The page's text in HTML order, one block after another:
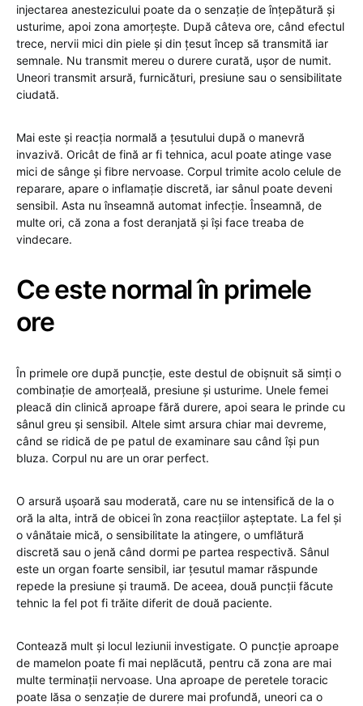
injectarea anestezicului poate da o senzație de înțepătură și
usturime, apoi zona amorțește. După câteva ore, când efectul
trece, nervii mici din piele și din țesut încep să transmită iar
semnale. Nu transmit mereu o durere curată, ușor de numit.
Uneori transmit arsură, furnicături, presiune sau o sensibilitate
ciudată.
Mai este și reacția normală a țesutului după o manevră
invazivă. Oricât de fină ar fi tehnica, acul poate atinge vase
mici de sânge și fibre nervoase. Corpul trimite acolo celule de
reparare, apare o inflamație discretă, iar sânul poate deveni
sensibil. Asta nu înseamnă automat infecție. Înseamnă, de
multe ori, că zona a fost deranjată și își face treaba de
vindecare.
Ce este normal în primele
ore
În primele ore după puncție, este destul de obișnuit să simți o
combinație de amorțeală, presiune și usturime. Unele femei
pleacă din clinică aproape fără durere, apoi seara le prinde cu
sânul greu și sensibil. Altele simt arsura chiar mai devreme,
când se ridică de pe patul de examinare sau când își pun
bluza. Corpul nu are un orar perfect.
O arsură ușoară sau moderată, care nu se intensifică de la o
oră la alta, intră de obicei în zona reacțiilor așteptate. La fel și
o vânătaie mică, o sensibilitate la atingere, o umflătură
discretă sau o jenă când dormi pe partea respectivă. Sânul
este un organ foarte sensibil, iar țesutul mamar răspunde
repede la presiune și traumă. De aceea, două puncții făcute
tehnic la fel pot fi trăite diferit de două paciente.
Contează mult și locul leziunii investigate. O puncție aproape
de mamelon poate fi mai neplăcută, pentru că zona are mai
multe terminații nervoase. Una aproape de peretele toracic
poate lăsa o senzație de durere mai profundă, uneori ca o